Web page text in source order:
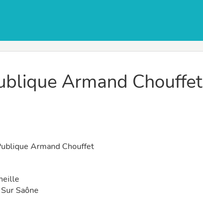
Armand Chouffet
Armand Chouffet
Saône